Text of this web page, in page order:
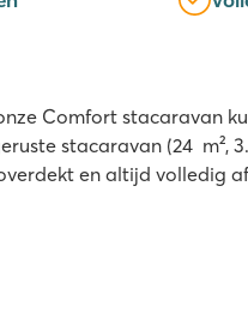
Comfort stacaravan
stacaravan (24 m²,
en altijd volledig